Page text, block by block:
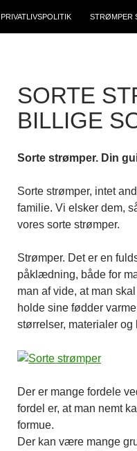
PRIVATLIVSPOLITIK STRØMPER
SORTE
BILLIGE
Sorte strømper. Din
Sorte strømper, intet
familie. Vi elsker dem,
vores sorte strømper.
Strømper. Det er en
påklædning, både for
man af vide, at man
holde sine fødder
størrelser, materialer
Der er mange fordele
fordel er, at man nemt
formue.
Der kan være mange